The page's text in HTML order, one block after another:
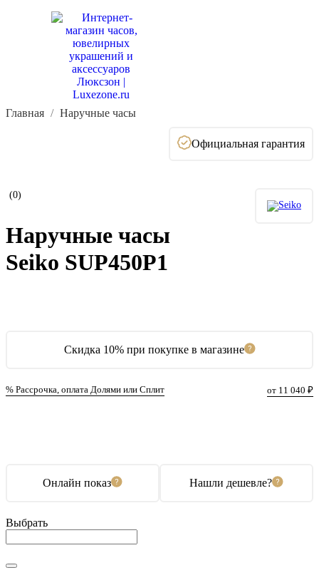
Главная Наручные часы
Официальная гарантия
(0)
Скидка 10% при покупке в магазине
% Рассрочка, оплата Долями или Сплит от 11 040 ₽
Наручные часы
Seiko SUP450P1
Онлайн показ Нашли дешевле?
Выбрать